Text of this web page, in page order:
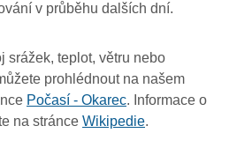
v průběhu dalších dní.
srážek, teplot, větru nebo
prohlédnout na našem
Počasí - Okarec. Informace o
na stránce Wikipedie.